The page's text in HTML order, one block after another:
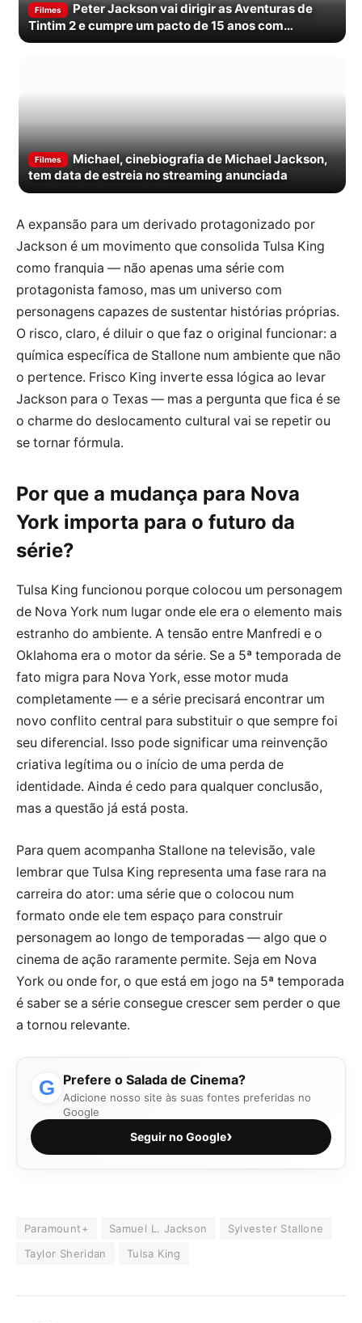
Filmes
Peter Jackson vai dirigir as Aventuras de
Tintim 2 e cumpre um pacto de 15 anos com
Spielberg
Filmes
Michael, cinebiografia de Michael Jackson,
tem data de estreia no streaming anunciada
A expansão para um derivado protagonizado por
Jackson é um movimento que consolida Tulsa King
como franquia — não apenas uma série com
protagonista famoso, mas um universo com
personagens capazes de sustentar histórias próprias.
O risco, claro, é diluir o que faz o original funcionar: a
química específica de Stallone num ambiente que não
o pertence. Frisco King inverte essa lógica ao levar
Jackson para o Texas — mas a pergunta que fica é se
o charme do deslocamento cultural vai se repetir ou
se tornar fórmula.
Por que a mudança para Nova
York importa para o futuro da
série?
Tulsa King funcionou porque colocou um personagem
de Nova York num lugar onde ele era o elemento mais
estranho do ambiente. A tensão entre Manfredi e o
Oklahoma era o motor da série. Se a 5ª temporada de
fato migra para Nova York, esse motor muda
completamente — e a série precisará encontrar um
novo conflito central para substituir o que sempre foi
seu diferencial. Isso pode significar uma reinvenção
criativa legítima ou o início de uma perda de
identidade. Ainda é cedo para qualquer conclusão,
mas a questão já está posta.
Para quem acompanha Stallone na televisão, vale
lembrar que Tulsa King representa uma fase rara na
carreira do ator: uma série que o colocou num
formato onde ele tem espaço para construir
personagem ao longo de temporadas — algo que o
cinema de ação raramente permite. Seja em Nova
York ou onde for, o que está em jogo na 5ª temporada
é saber se a série consegue crescer sem perder o que
a tornou relevante.
G Prefere o Salada de Cinema?
Adicione nosso site às suas fontes preferidas no
Google
Seguir no Google›
Paramount+ Samuel L. Jackson
Sylvester Stallone
Taylor Sheridan
Tulsa King